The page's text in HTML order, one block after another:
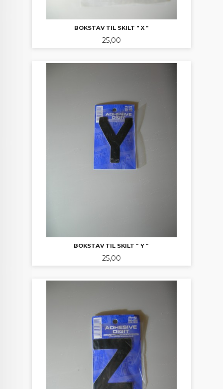
BOKSTAV TIL SKILT " X "
Pris
25,00
BOKSTAV TIL SKILT " Y "
Pris
25,00